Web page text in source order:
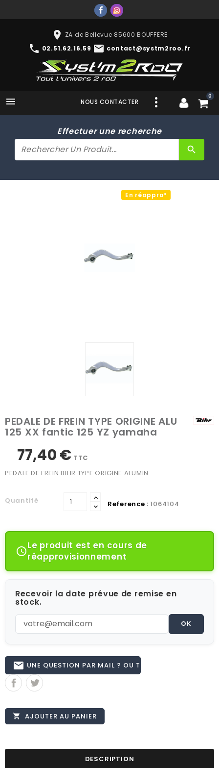
place ZA de Bellevue 85600 BOUFFERE
phone 02.51.62.16.59 mail contact@systm2roo.fr
 0
NOUS CONTACTER
Effectuer une recherche
search
En réappro*
PEDALE DE FREIN TYPE ORIGINE ALU
125 XX fantic 125 YZ yamaha
77,40 € TTC
PEDALE DE FREIN BIHR TYPE ORIGINE ALUMIN
Quantité Reference : 1064104
Le produit est en cours de
réapprovisionnement
Recevoir la date prévue de remise en
stock.
OK
email UNE QUESTION PAR MAIL ? OU TÉL 02.51.62.16.59
 AJOUTER AU PANIER
DESCRIPTION